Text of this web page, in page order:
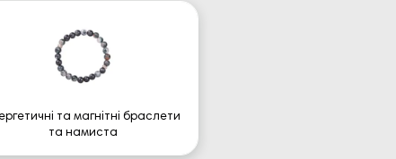
та магнітні браслети
та намиста